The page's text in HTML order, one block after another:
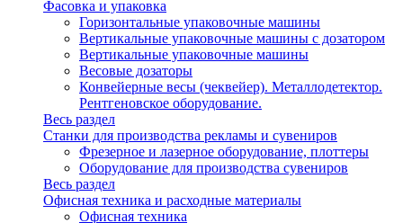
Фасовка и упаковка
Горизонтальные упаковочные машины
Вертикальные упаковочные машины с дозатором
Вертикальные упаковочные машины
Весовые дозаторы
Конвейерные весы (чеквейер). Металлодетектор.
Рентгеновское оборудование.
Весь раздел
Станки для производства рекламы и сувениров
Фрезерное и лазерное оборудование, плоттеры
Оборудование для производства сувениров
Весь раздел
Офисная техника и расходные материалы
Офисная техника